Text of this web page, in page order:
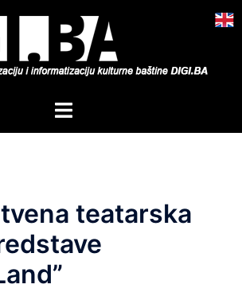
Toggle
teatarska